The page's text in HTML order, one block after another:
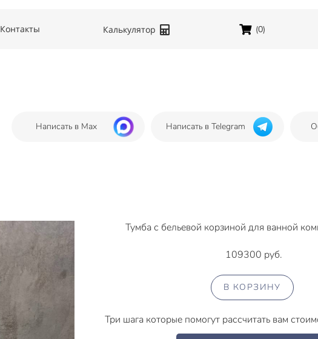
Контакты Калькулятор (0)
Написать в Max Написать в Telegram
Тумба с бельевой корзиной для ванной
109300 руб.
В КОРЗИНУ
Три шага которые помогут рассчитать вам